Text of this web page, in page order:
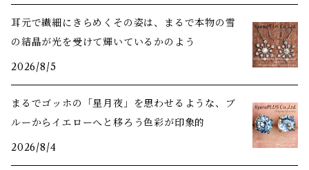
耳元で繊細にきらめくその姿は、まるで本物の雪
の結晶が光を受けて輝いているかのよう
2026/8/5
まるでゴッホの「星月夜」を思わせるような、ブ
ルーからイエローへと移ろう色彩が印象的
2026/8/4